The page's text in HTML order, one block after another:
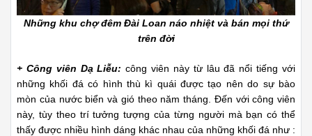
Những khu chợ đêm Đài Loan náo nhiệt và bán mọi thứ
trên đời
+ Công viên Dạ Liễu: công viên này từ lâu đã nổi tiếng với
những khối đá có hình thù kì quái được tạo nên do sự bào
mòn của nước biển và gió theo năm tháng. Đến với công viên
này, tùy theo trí tưởng tượng của từng người mà bạn có thể
thấy được nhiều hình dáng khác nhau của những khối đá như :